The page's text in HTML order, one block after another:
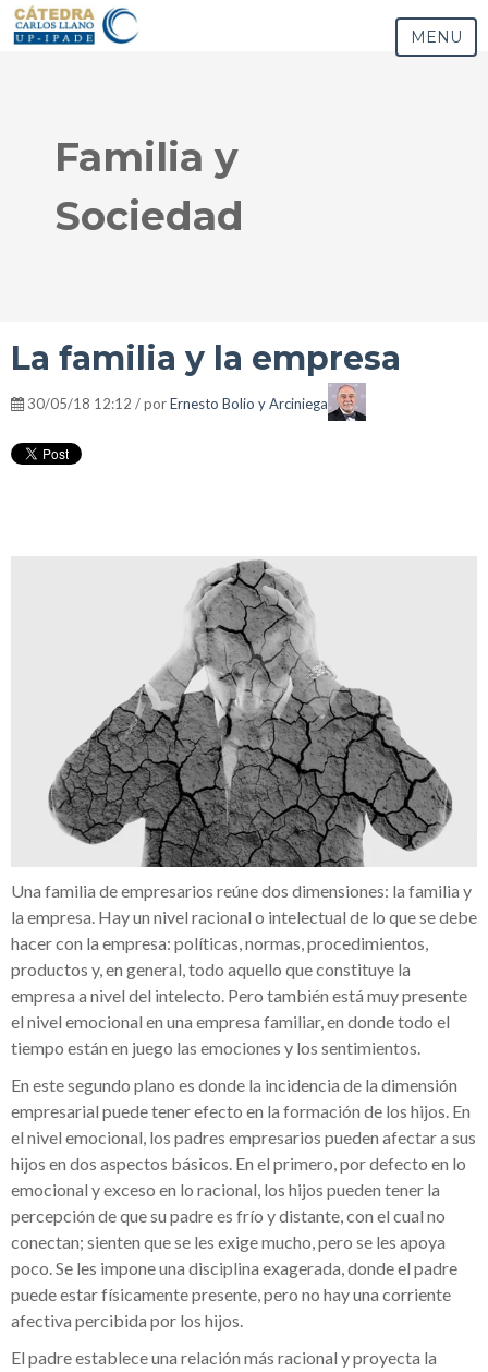
MENU
Familia y
Sociedad
La familia y la empresa
30/05/18 12:12 / porErnesto Bolio y Arciniega
Una familia de empresarios reúne dos dimensiones: la familia y
la empresa. Hay un nivel racional o intelectual de lo que se debe
hacer con la empresa: políticas, normas, procedimientos,
productos y, en general, todo aquello que constituye la
empresa a nivel del intelecto. Pero también está muy presente
el nivel emocional en una empresa familiar, en donde todo el
tiempo están en juego las emociones y los sentimientos.
En este segundo plano es donde la incidencia de la dimensión
empresarial puede tener efecto en la formación de los hijos. En
el nivel emocional, los padres empresarios pueden afectar a sus
hijos en dos aspectos básicos. En el primero, por defecto en lo
emocional y exceso en lo racional, los hijos pueden tener la
percepción de que su padre es frío y distante, con el cual no
conectan; sienten que se les exige mucho, pero se les apoya
poco. Se les impone una disciplina exagerada, donde el padre
puede estar físicamente presente, pero no hay una corriente
afectiva percibida por los hijos.
El padre establece una relación más racional y proyecta la